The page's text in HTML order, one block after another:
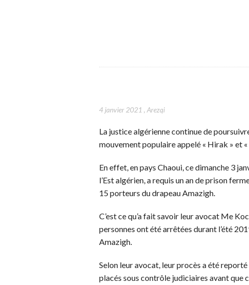
4 janvier 2021 ,Arezqi
La justice algérienne continue de
mouvement populaire appelé « Hirak » et
En effet, en pays Chaoui, ce dimanche 3
l’Est algérien, a requis un an de prison
15 porteurs du drapeau Amazigh.
C’est ce qu’a fait savoir leur avocat Me
personnes ont été arrêtées durant l’été
Amazigh.
Selon leur avocat, leur procès a été
placés sous contrôle judiciaires avant que